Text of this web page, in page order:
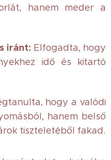
hanem meder a
iránt: Elfogadta, hogy
idő és kitartó
hogy a valódi
hanem belső
tiszteletéből fakad.